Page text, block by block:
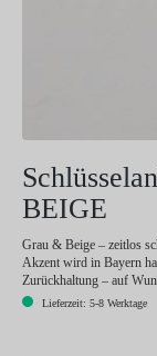
BEIGE
Grau & Beige – zeitlos
Akzent wird in Bayern
Zurückhaltung – auf
Lieferzeit: 5-8 Werktage